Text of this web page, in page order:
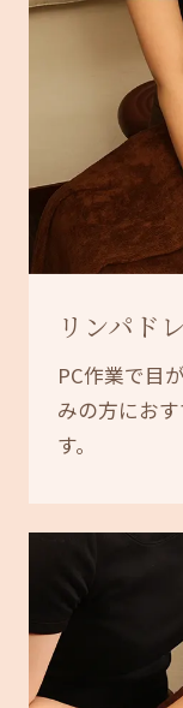
リンパド
PC作業で目
みの方にお
す。